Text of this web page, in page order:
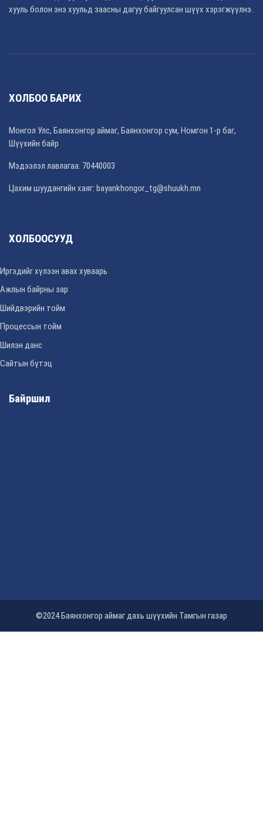
хууль болон энэ хуульд заасны дагуу байгуулсан шүүх хэрэгжүүлнэ.
ХОЛБОО БАРИХ
Монгол Улс, Баянхонгор аймаг, Баянхонгор сум, Номгон 1-р баг,
Шүүхийн байр
Мэдээлэл лавлагаа: 70440003
Цахим шуудангийн хаяг: bayankhongor_tg@shuukh.mn
ХОЛБООСУУД
Иргэдийг хүлээн авах хуваарь
Ажлын байрны зар
Шийдвэрийн тойм
Процессын тойм
Шилэн данс
Сайтын бүтэц
Байршил
©2024 Баянхонгор аймаг дахь шүүхийн Тамгын газар